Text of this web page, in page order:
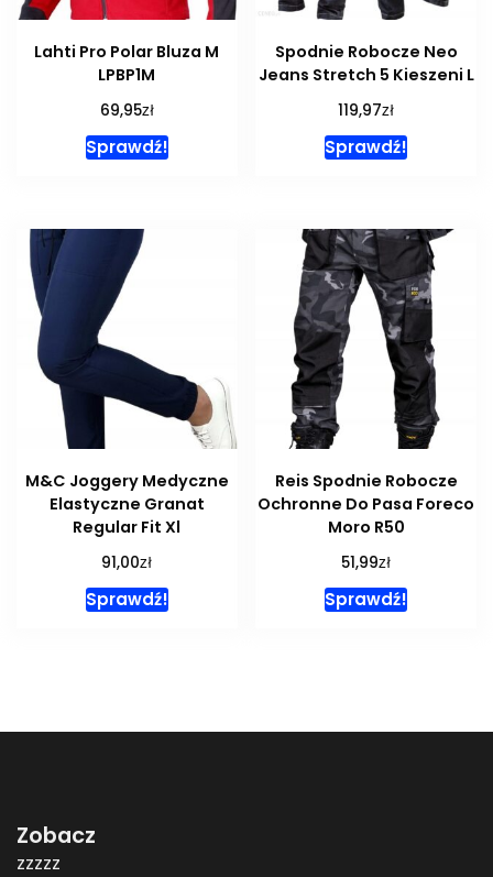
Lahti Pro Polar Bluza M
LPBP1M
69,95zł
Sprawdź!
Spodnie Robocze Neo
Jeans Stretch 5 Kieszeni L
119,97zł
Sprawdź!
M&C Joggery Medyczne
Elastyczne Granat
Regular Fit Xl
91,00zł
Sprawdź!
Reis Spodnie Robocze
Ochronne Do Pasa Foreco
Moro R50
51,99zł
Sprawdź!
Zobacz
zzzzz